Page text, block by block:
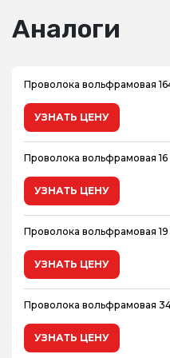
Аналоги
Проволока вольфрамовая
УЗНАТЬ ЦЕНУ
Проволока вольфрамовая
УЗНАТЬ ЦЕНУ
Проволока вольфрамовая 19
УЗНАТЬ ЦЕНУ
Проволока вольфрамовая
УЗНАТЬ ЦЕНУ